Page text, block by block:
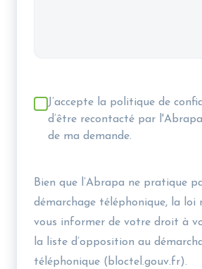
RGPDJ’accepte la politique de
d’être recontacté par
de ma demande.
Bien que l’Abrapa ne pratique
démarchage téléphonique, la loi
vous informer de votre droit à
la liste d’opposition au
téléphonique (bloctel.gouv.fr).